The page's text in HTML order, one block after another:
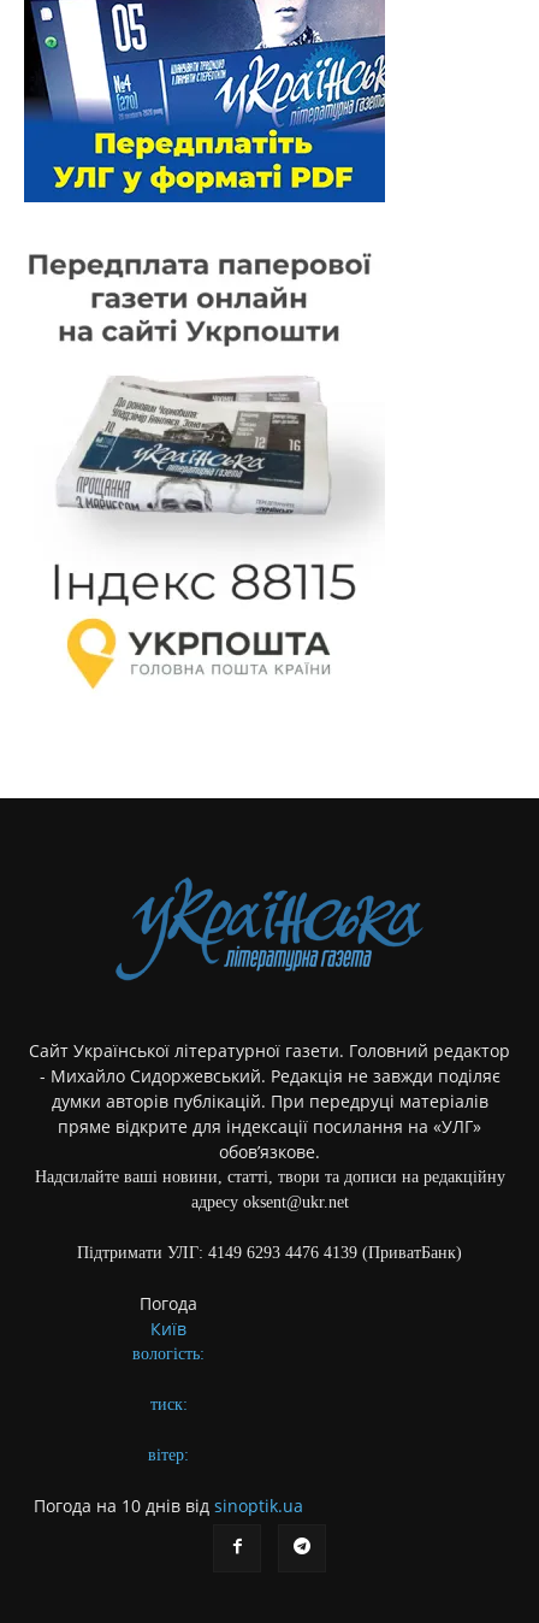
Сайт Української літературної газети. Головний редактор
- Михайло Сидоржевський. Редакція не завжди поділяє
думки авторів публікацій. При передруці матеріалів
пряме відкрите для індексації посилання на «УЛГ»
обов’язкове.
Надсилайте ваші новини, статті, твори та дописи на редакційну
адресу oksent@ukr.net
Підтримати УЛГ: 4149 6293 4476 4139 (ПриватБанк)
Погода
Київ
вологість:
тиск:
вітер:
Погода на 10 днів від sinoptik.ua